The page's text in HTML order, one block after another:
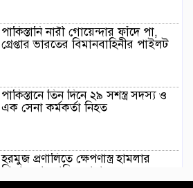
পাকিস্তানি নারী গোয়েন্দার ফাঁদে পা,
গ্রেপ্তার ভারতের বিমানবাহিনীর পাইলট
পাকিস্তানে তিন দিনে ২৯ সশস্ত্র সদস্য ও
এক সেনা কর্মকর্তা নিহত
হরমুজ প্রণালিতে ক্ষেপণাস্ত্র হামলার
শিকার আবুধাবির জাহাজ